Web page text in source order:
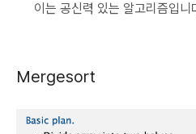
이는 공신력 있는 알고리즘입니
Mergesort